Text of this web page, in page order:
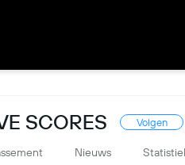
SCORES Volgen
Nieuws